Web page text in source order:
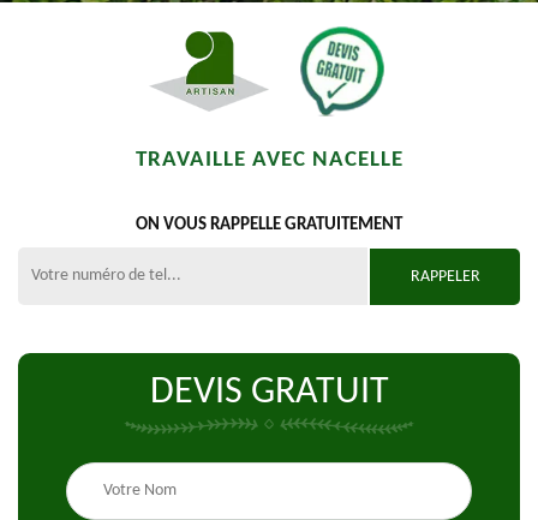
TRAVAILLE AVEC NACELLE
ON VOUS RAPPELLE GRATUITEMENT
DEVIS GRATUIT